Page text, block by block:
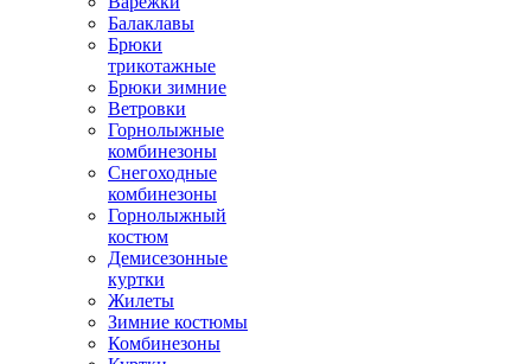
Балаклавы
Брюки
трикотажные
Брюки зимние
Ветровки
Горнолыжные
комбинезоны
Снегоходные
комбинезоны
Горнолыжный
костюм
Демисезонные
куртки
Жилеты
Зимние костюмы
Комбинезоны